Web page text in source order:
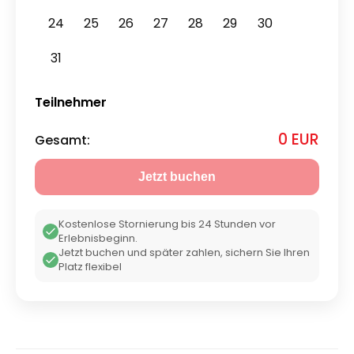
24
25 26 27 28 29
30
31
Teilnehmer
Gesamt: 0 EUR
Jetzt buchen
Kostenlose Stornierung bis 24 Stunden vor
Erlebnisbeginn.
Jetzt buchen und später zahlen, sichern Sie Ihren
Platz flexibel